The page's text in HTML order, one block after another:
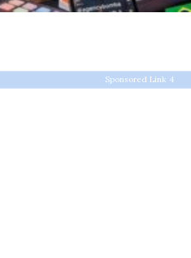
Sponsored Link 4